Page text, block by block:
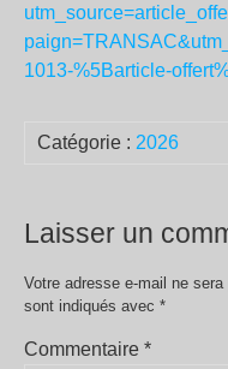
1013-%5Barticle-
Catégorie : 2026
Laisser un
Votre adresse e-mail ne sera
sont indiqués avec *
Commentaire *